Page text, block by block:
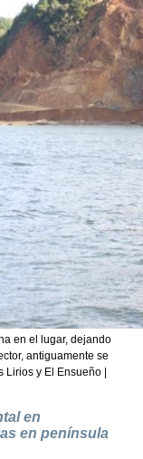
en el lugar, dejando
antiguamente se
y El Ensueño |
en
en península